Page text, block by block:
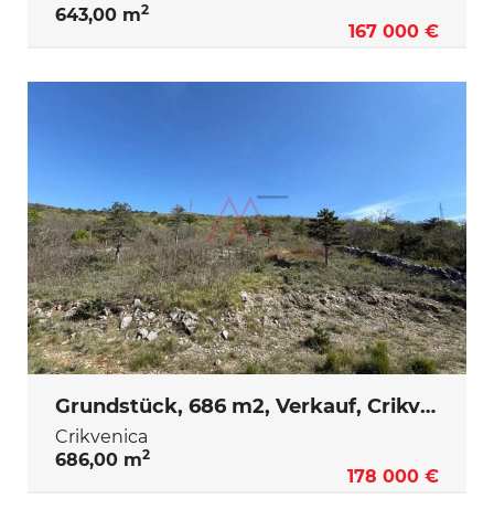
643,00 m2
167 000 €
Grundstück, 686 m2, Verkauf, Crikvenica
Crikvenica
686,00 m2
178 000 €